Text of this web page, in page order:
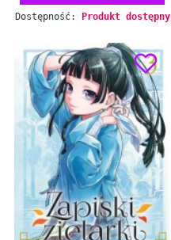
Dostępność: Produkt dostępny